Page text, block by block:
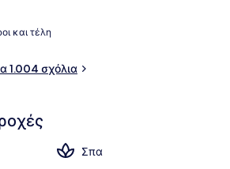
να απολαύσουν βαθύ μασάζ ιστών,
ρεφλεξολογία. Το εστιατόριο (The
εστιατόρια, σερβίρει πρωινό και
επίσης 2 μπαρ/lounge, βεράντα
στην πισίνα. Άλλοι ταξιδιώτες
προσωπικό και την παραλιακή του
και τέλη
1.004 σχόλια
Σπα